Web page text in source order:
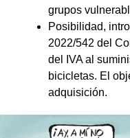
grupos
Posibilidad,
2022/542 del
del IVA al
bicicletas. El
adquisición.